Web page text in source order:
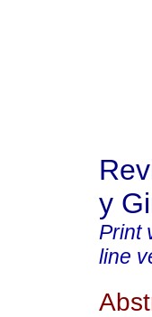
y
Print
line